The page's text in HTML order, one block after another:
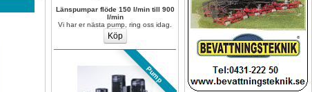
Länspumpar flöde 150 l/min till 900
l/min
Vi har er nästa pump, ring oss idag.
Pump